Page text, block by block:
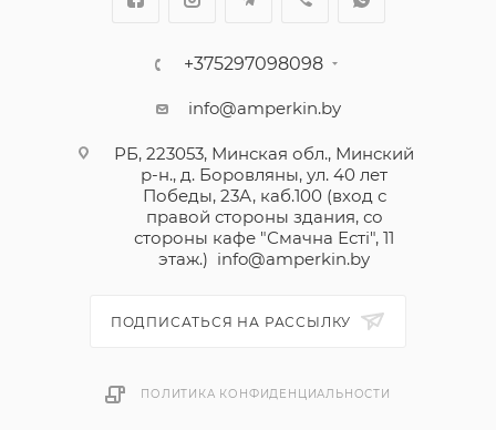
+375297098098
info@amperkin.by
РБ, 223053, Минская обл., Минский
р-н., д. Боровляны, ул. 40 лет
Победы, 23А, каб.100 (вход с
правой стороны здания, со
стороны кафе "Смачна Естi", 11
этаж.) info@amperkin.by
ПОДПИСАТЬСЯ НА РАССЫЛКУ
ПОЛИТИКА КОНФИДЕНЦИАЛЬНОСТИ